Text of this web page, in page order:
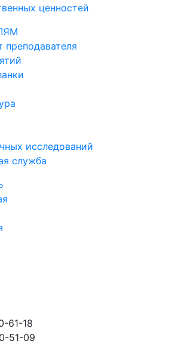
ценностей
преподавателя
исследований
служба
61-18
51-09